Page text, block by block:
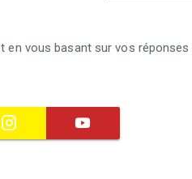
en vous basant sur vos réponses